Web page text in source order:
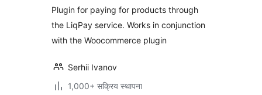
Plugin for paying for products through
the LiqPay service. Works in conjunction
with the Woocommerce plugin
Serhii Ivanov
1,000+ सक्रिय स्थापना